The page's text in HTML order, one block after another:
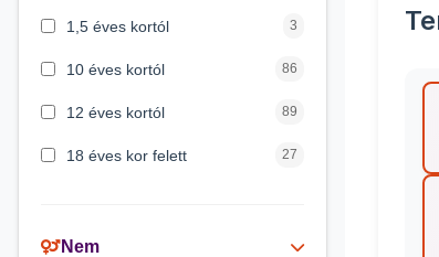
1,5 éves kortól 3
10 éves kortól 86
12 éves kortól 89
18 éves kor felett 27
3 éves kortól 200
Nem